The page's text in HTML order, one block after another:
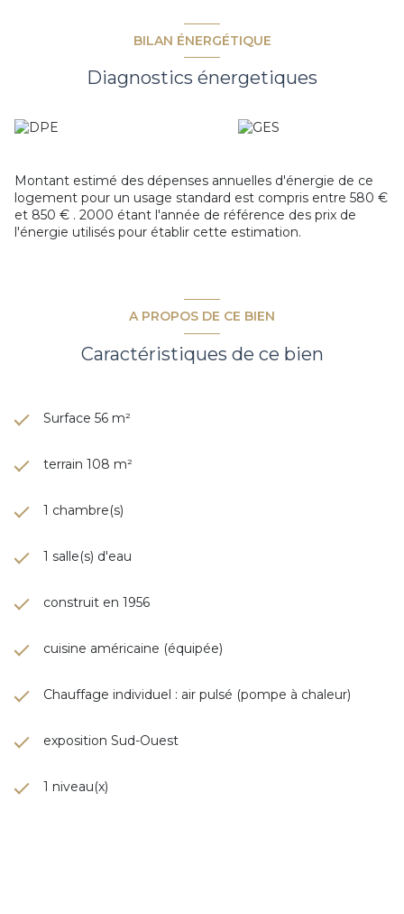
"Coup de coeur "sans travaux saura vous séduire dès
Vous souhaitez plus de renseignements ou organiser une
visite ? Contactez votre agence LOGE 7 IMMOBILIER de
BILAN ÉNERGÉTIQUE
Diagnostics énergetiques
Montant estimé des dépenses annuelles d'énergie de ce
logement pour un usage standard est compris entre 580 €
et 850 € . 2000 étant l'année de référence des prix de
l'énergie utilisés pour établir cette estimation.
A PROPOS DE CE BIEN
Caractéristiques de ce bien
Surface 56 m²
terrain 108 m²
1 chambre(s)
1 salle(s) d'eau
construit en 1956
cuisine américaine (équipée)
Chauffage individuel : air pulsé (pompe à chaleur)
exposition Sud-Ouest
1 niveau(x)